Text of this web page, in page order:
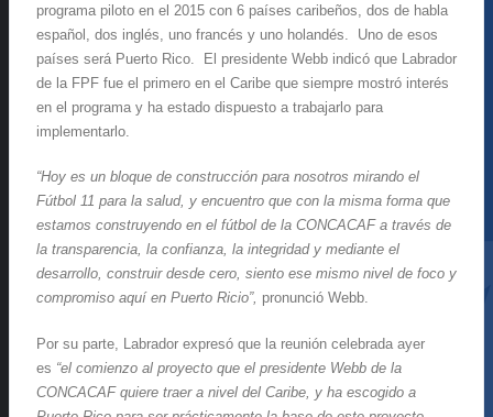
programa piloto en el 2015 con 6 países caribeños, dos de habla
español, dos inglés, uno francés y uno holandés. Uno de esos
países será Puerto Rico. El presidente Webb indicó que Labrador
de la FPF fue el primero en el Caribe que siempre mostró interés
en el programa y ha estado dispuesto a trabajarlo para
implementarlo.
“Hoy es un bloque de construcción para nosotros mirando el
Fútbol 11 para la salud, y encuentro que con la misma forma que
estamos construyendo en el fútbol de la CONCACAF a través de
la transparencia, la confianza, la integridad y mediante el
desarrollo, construir desde cero, siento ese mismo nivel de foco y
compromiso aquí en Puerto Ricio”, pronunció Webb.
Por su parte, Labrador expresó que la reunión celebrada ayer
es “el comienzo al proyecto que el presidente Webb de la
CONCACAF quiere traer a nivel del Caribe, y ha escogido a